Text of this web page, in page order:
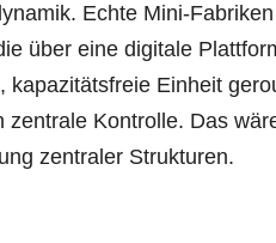
Echte Mini-
über eine digitale
Einheit
Kontrolle. Das
zentraler Strukturen.